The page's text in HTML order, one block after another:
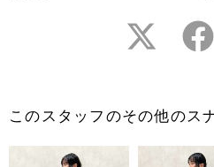
twitter
このスタッフのその他のス